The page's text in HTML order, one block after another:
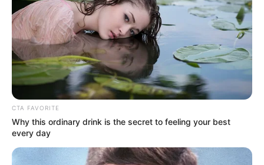
CTA FAVORITE
Why this ordinary drink is the secret to feeling your best
every day